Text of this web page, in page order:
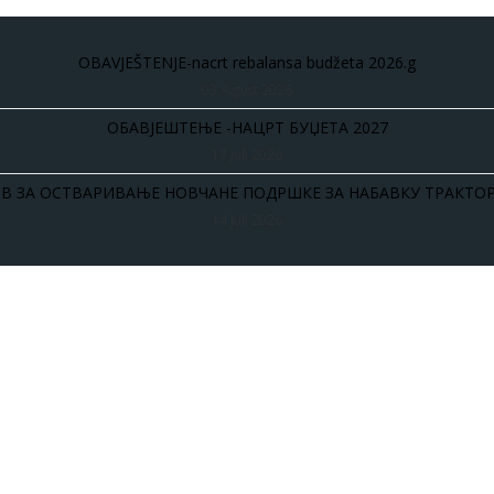
OBAVJEŠTENJE-nacrt rebalansa budžeta 2026.g
ОБАВЈЕШТЕЊЕ -НАЦРТ БУЏЕТА 2027
ЗА ОСТВАРИВАЊЕ НОВЧАНЕ ПОДРШКЕ ЗА НАБАВКУ